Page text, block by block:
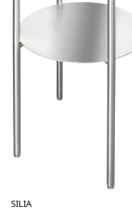
SILIA